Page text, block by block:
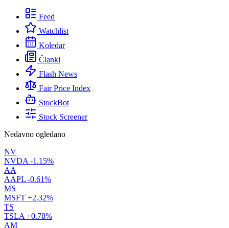
Feed
Watchlist
Koledar
Članki
Flash News
Fair Price Index
StockBot
Stock Screener
Nedavno ogledano
NV
NVDA -1.15%
AA
AAPL -0.61%
MS
MSFT +2.32%
TS
TSLA +0.78%
AM